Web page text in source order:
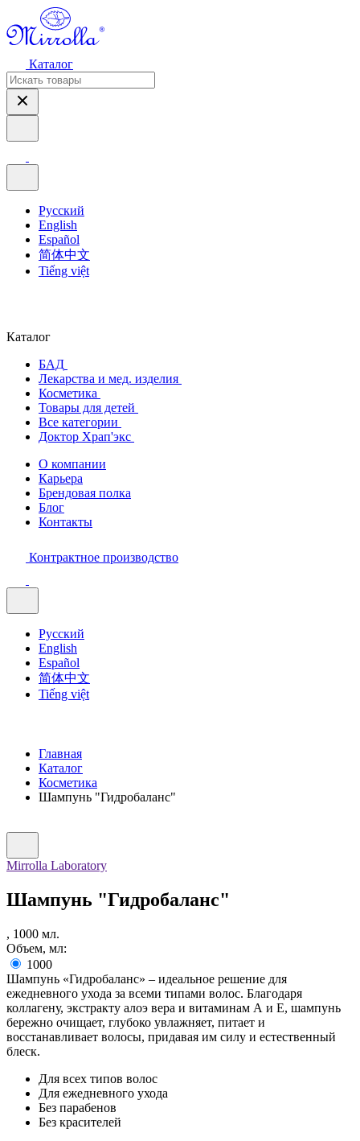
Каталог
Русский
English
Español
简体中文
Tiếng việt
Каталог
БАД
Лекарства и мед. изделия
Косметика
Товары для детей
Все категории
Доктор Храп'экс
О компании
Карьера
Брендовая полка
Блог
Контакты
Контрактное производство
Русский
English
Español
简体中文
Tiếng việt
Главная
Каталог
Косметика
Шампунь "Гидробаланс"
Mirrolla Laboratory
Шампунь "Гидробаланс"
, 1000 мл.
Объем, мл:
1000
Шампунь «Гидробаланс» – идеальное решение для
ежедневного ухода за всеми типами волос. Благодаря
коллагену, экстракту алоэ вера и витаминам А и Е, шампунь
бережно очищает, глубоко увлажняет, питает и
восстанавливает волосы, придавая им силу и естественный
блеск.
Для всех типов волос
Для ежедневного ухода
Без парабенов
Без красителей